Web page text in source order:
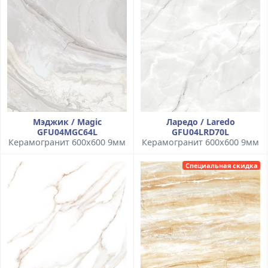
Мэджик / Magic
GFU04MGC64L
Керамогранит 600x600 9мм
Ларедо / Laredo
GFU04LRD70L
Керамогранит 600x600 9мм
Специальная скидка